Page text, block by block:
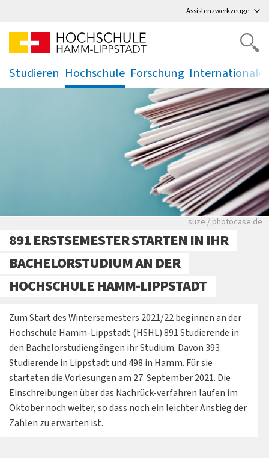
Assistenzwerkzeuge
Studieren
.
Hochschule
.
Forschung
. .
Viele Zeitungen.
suze / photocase.de
891 ERSTSEMESTER STARTEN IN IHR
BACHELORSTUDIUM AN DER
HOCHSCHULE HAMM-LIPPSTADT
Zum Start des Wintersemesters 2021/22 beginnen an der
Hochschule Hamm-Lippstadt (HSHL) 891 Studierende in
den Bachelorstudiengängen ihr Studium. Davon 393
Studierende in Lippstadt und 498 in Hamm. Für sie
starteten die Vorlesungen am 27. September 2021. Die
Einschreibungen über das Nachrück-verfahren laufen im
Oktober noch weiter, so dass noch ein leichter Anstieg der
Zahlen zu erwarten ist.